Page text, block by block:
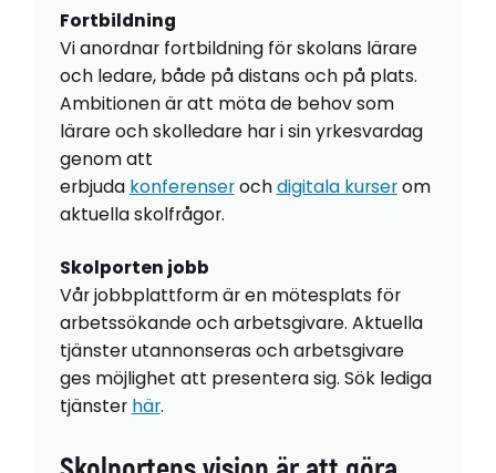
Fortbildning
Vi anordnar fortbildning för skolans lärare
och ledare, både på distans och på plats.
Ambitionen är att möta de behov som
lärare och skolledare har i sin yrkesvardag
genom att
erbjuda konferenserochdigitala kurserom
aktuella skolfrågor.
Skolporten jobb
Vår jobbplattform är en mötesplats för
arbetssökande och arbetsgivare. Aktuella
tjänster utannonseras och arbetsgivare
ges möjlighet att presentera sig. Sök lediga
tjänster här.